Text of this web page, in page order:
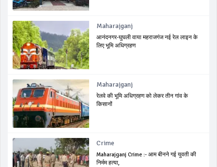
Maharajganj
आनंदनगर-घुघली वाया महराजगंज नई रेल लाइन के
लिए भूमि अधिग्रहण
Maharajganj
रेलवे की भूमि अधिग्रहण को लेकर तीन गांव के
किसानों
Crime
Maharajganj Crime :- आम बीनने गई युवती की
निर्मम हत्या,